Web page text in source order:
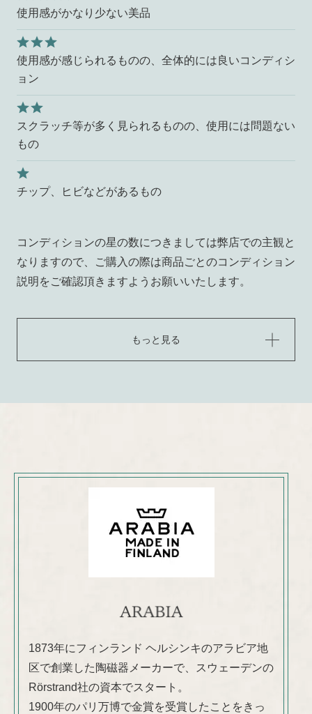
使用感がかなり少ない美品
使用感が感じられるものの、全体的には良いコンディシ
ョン
スクラッチ等が多く見られるものの、使用には問題ない
もの
チップ、ヒビなどがあるもの
コンディションの星の数につきましては弊店での主観と
なりますので、ご購入の際は商品ごとのコンディション
説明をご確認頂きますようお願いいたします。
もっと見る
1873年にフィンランド ヘルシンキのアラビア地
区で創業した陶磁器メーカーで、スウェーデンの
Rörstrand社の資本でスタート。
1900年のパリ万博で金賞を受賞したことをきっ